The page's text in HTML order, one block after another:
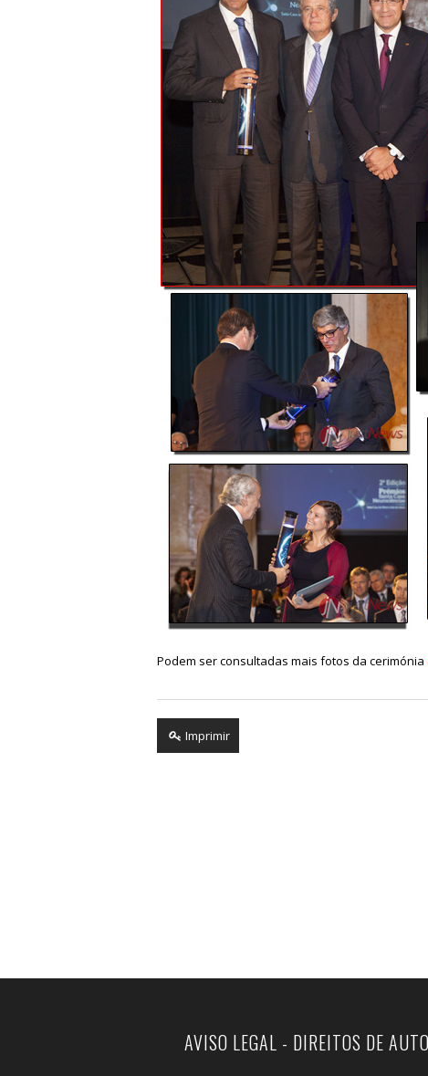
Podem ser consultadas mais fotos da cerimónia
Imprimir
AVISO LEGAL - DIREITOS DE